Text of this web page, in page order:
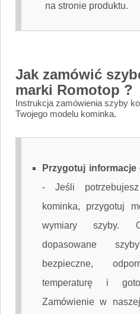
na stronie produktu.
Jak zamówić
marki Romotop ?
Instrukcja zamówienia szyby
Twojego modelu kominka.
Przygotuj
- Jeśli
kominka, przygotuj
wymiary szyby.
dopasowane
bezpieczne,
temperaturę i
Zamówienie w